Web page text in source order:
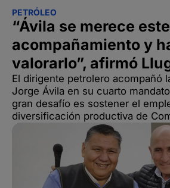
PETRÓLEO
“Ávila se merece este
acompañamiento y
valorarlo”, afirmó
El dirigente petrolero acompañó
Jorge Ávila en su cuarto
gran desafío es sostener el
diversificación productiva de